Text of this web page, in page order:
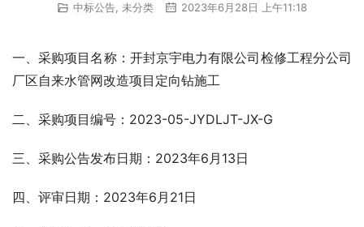
中标公告 未分类 2023年6月28日 上午11:18
一、采购项目名称：开封京宇电力有限公司检修工程分公司
厂区自来水管网改造项目定向钻施工
二、采购项目编号：2023-05-JYDLJT-JX-G
三、采购公告发布日期：2023年6月13日
四、评审日期：2023年6月21日